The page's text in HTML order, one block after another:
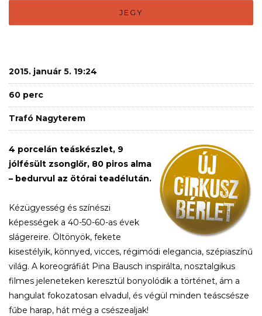
JEGY
2015. január 5. 19:24
60 perc
Trafó Nagyterem
4 porcelán teáskészlet, 9
jólfésült zsonglőr, 80 piros alma
– bedurvul az ötórai teadélután.
Kézügyesség és színészi
képességek a 40-50-60-as évek
slágereire. Öltönyök, fekete
kisestélyik, könnyed, vicces, régimódi elegancia, szépiaszínű
világ. A koreográfiát Pina Bausch inspirálta, nosztalgikus
filmes jeleneteken keresztül bonyolódik a történet, ám a
hangulat fokozatosan elvadul, és végül minden teáscsésze
fűbe harap, hát még a csészealjak!